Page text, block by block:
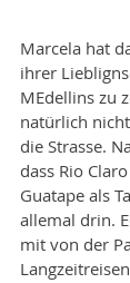
Marcela hat
ihrer
MEdellins zu
natürlich
die Strasse.
dass Rio
Guatape als
allemal drin.
mit von der